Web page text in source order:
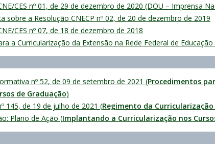
CES nº 01, de 29 de dezembro de 2020 (DOU – Imprensa
sobre a Resolução CNECP nº 02, de 20 de dezembro de 2019
CES nº 07, de 18 de dezembro de 2018
a Curricularização da Extensão na Rede Federal de
nº 52, de 09 de setembro de 2021 (Procedimentos
de Graduação)
145, de 19 de julho de 2021 (Regimento da
Plano de Ação (Implantando a Curricularização nos